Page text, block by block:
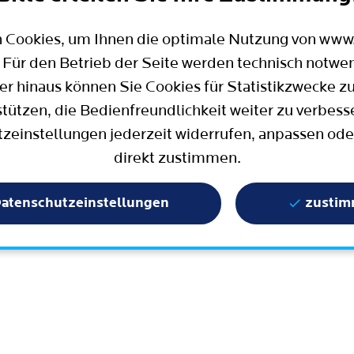
Cookies, um Ihnen die optimale Nutzung von
den Betrieb der Seite werden technisch
hinaus können Sie Cookies für Statistikzwecke
die Bedienfreundlichkeit weiter zu
jederzeit widerrufen, anpassen
direkt zustimmen.
Bauen, Wohnen und Umzug
Stadtpolitik - einfach erklärt
Büro für Bürgerbeteiligung
Aktuelle Presse­meldungen
Wissenschaft und Bildung
Europa und Internationales
Geschichte / Tradition
Statistik und Zahlen
Terminbuchung